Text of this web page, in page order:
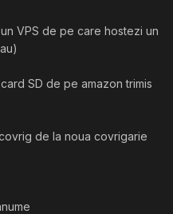
VPS de pe care hostezi un
SD de pe amazon trimis
de la noua covrigarie